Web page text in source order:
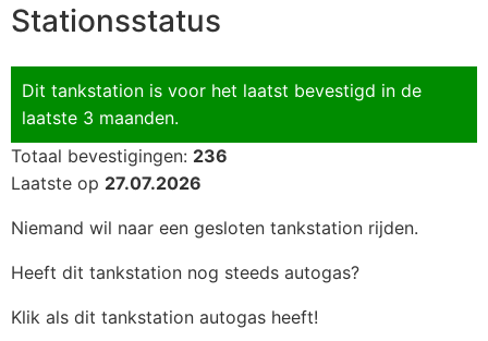
Stationsstatus
Dit tankstation is voor het laatst bevestigd in de
laatste 3 maanden.
Totaal bevestigingen: 236
Laatste op 27.07.2026
Niemand wil naar een gesloten tankstation rijden.
Heeft dit tankstation nog steeds autogas?
Klik als dit tankstation autogas heeft!